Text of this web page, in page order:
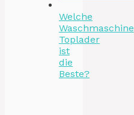
Welche
Waschmaschine
Toplader
ist
die
Beste?